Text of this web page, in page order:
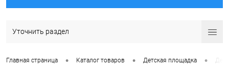
Уточнить раздел
Главная страница • Каталог товаров • Детская площадка •